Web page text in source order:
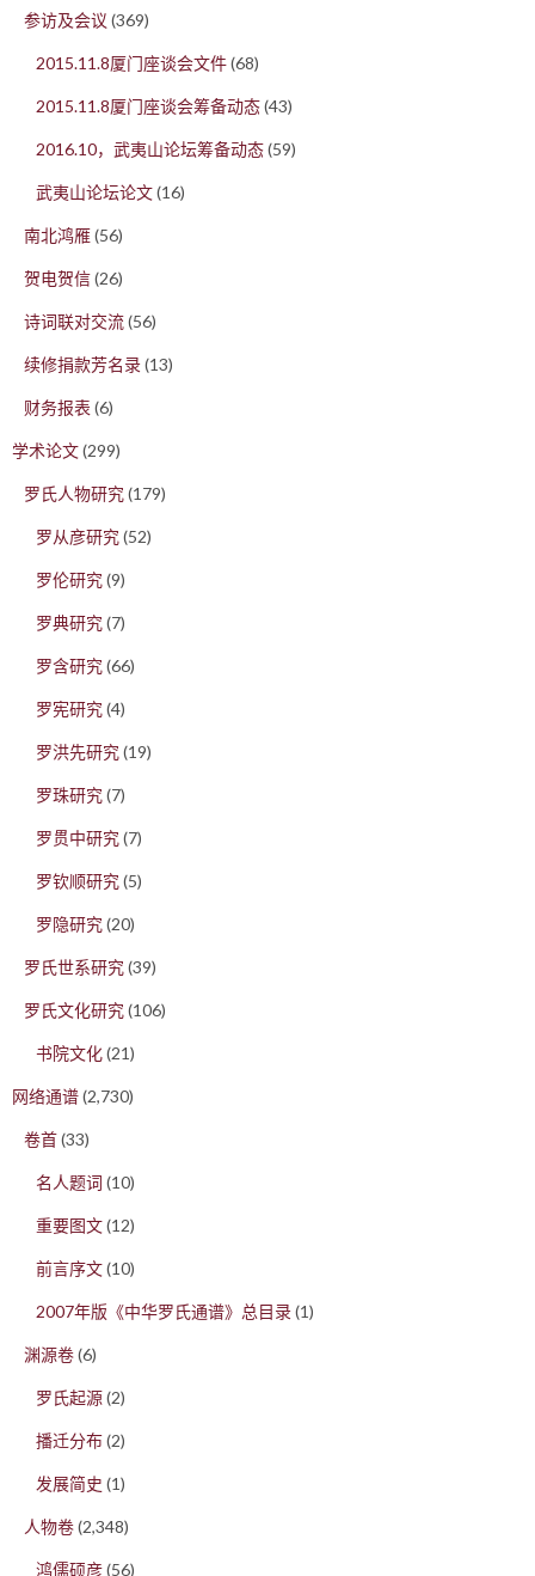
参访及会议 (369)
2015.11.8厦门座谈会文件(68)
2015.11.8厦门座谈会筹备动态(43)
2016.10，武夷山论坛筹备动态(59)
武夷山论坛论文(16)
南北鸿雁(56)
贺电贺信(26)
诗词联对交流(56)
续修捐款芳名录(13)
财务报表 (6)
学术论文(299)
罗氏人物研究(179)
罗从彦研究(52)
罗伦研究(9)
罗典研究(7)
罗含研究(66)
罗宪研究(4)
罗洪先研究(19)
罗珠研究(7)
罗贯中研究(7)
罗钦顺研究(5)
罗隐研究(20)
罗氏世系研究(39)
罗氏文化研究(106)
书院文化(21)
网络通谱(2,730)
卷首(33)
名人题词 (10)
重要图文(12)
前言序文(10)
2007年版《中华罗氏通谱》总目录(1)
渊源卷(6)
罗氏起源(2)
播迁分布(2)
发展简史 (1)
人物卷(2,348)
鸿儒硕彦(56)